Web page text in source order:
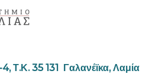
4,Τ.Κ. 35 131 Γαλανέϊκα, Λαμία